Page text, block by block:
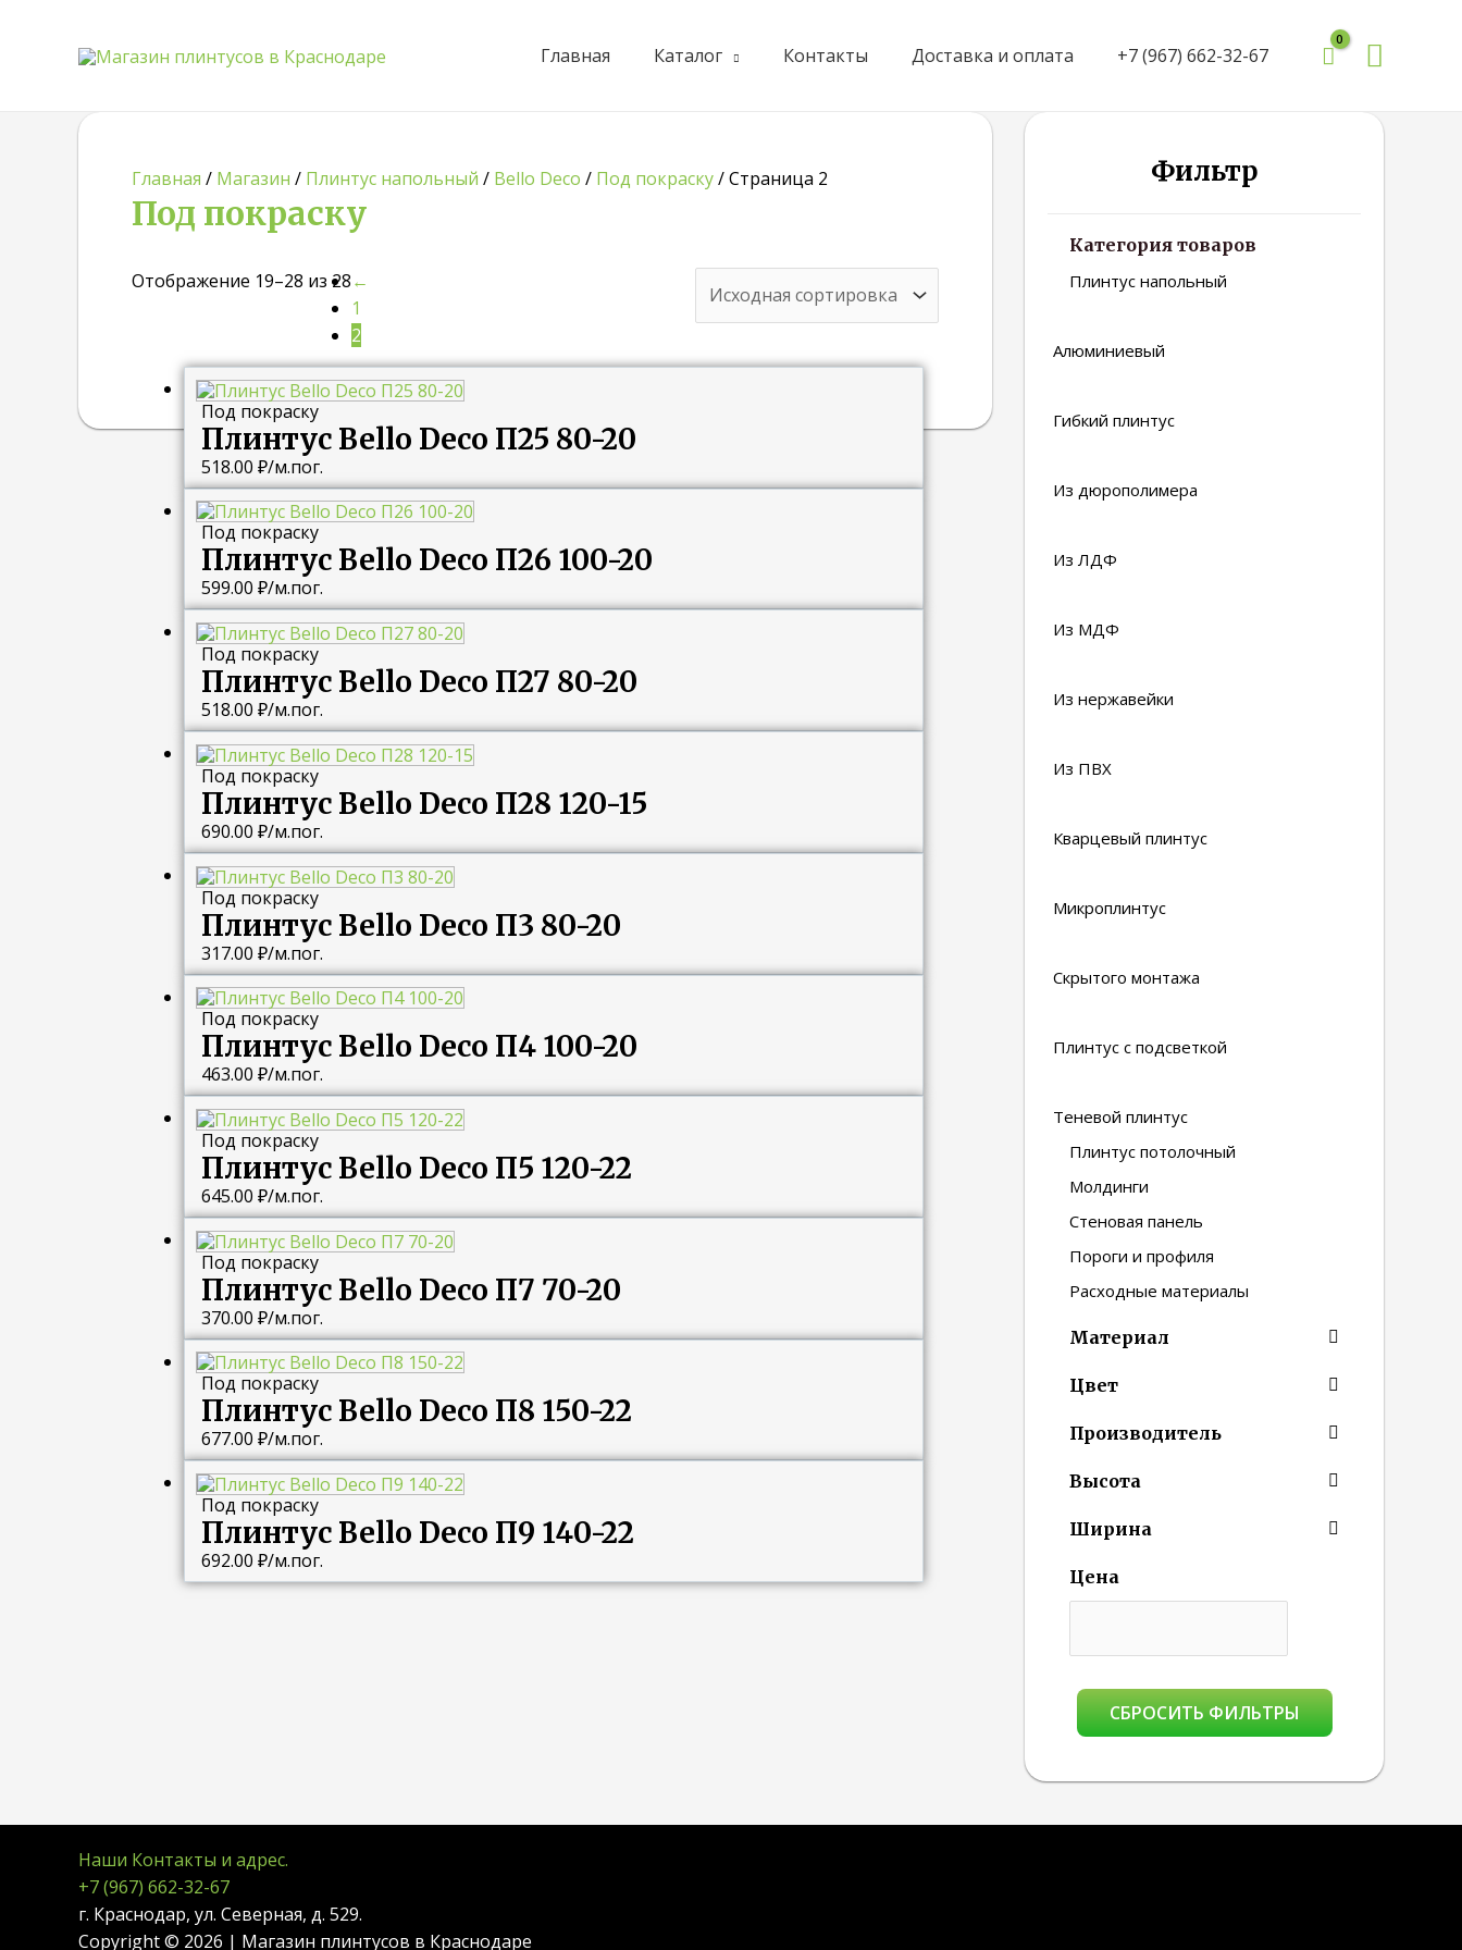
Главная Каталог Контакты Доставка и оплата +7 (967) 662-32-67 Поиск
Главная / Магазин / Плинтус напольный / Bello Deco / Под покраску/ Страница 2
Под покраску
Отображение 19–28 из 28
Под покраску
Плинтус Bello Deco П25 80-20
518.00 ₽/м.пог.
Под покраску
Плинтус Bello Deco П26 100-20
599.00 ₽/м.пог.
Под покраску
Плинтус Bello Deco П27 80-20
518.00 ₽/м.пог.
Под покраску
Плинтус Bello Deco П28 120-15
690.00 ₽/м.пог.
Под покраску
Плинтус Bello Deco П3 80-20
317.00 ₽/м.пог.
Под покраску
Плинтус Bello Deco П4 100-20
463.00 ₽/м.пог.
Под покраску
Плинтус Bello Deco П5 120-22
645.00 ₽/м.пог.
Под покраску
Плинтус Bello Deco П7 70-20
370.00 ₽/м.пог.
Под покраску
Плинтус Bello Deco П8 150-22
677.00 ₽/м.пог.
Под покраску
Плинтус Bello Deco П9 140-22
692.00 ₽/м.пог.
←
1
2
Фильтр
Категория товаров
Плинтус напольный
Алюминиевый
Гибкий плинтус
Из дюрополимера
Из ЛДФ
Из МДФ
Из нержавейки
Из ПВХ
Кварцевый плинтус
Микроплинтус
Скрытого монтажа
Плинтус с подсветкой
Теневой плинтус
Плинтус потолочный
Молдинги
Стеновая панель
Пороги и профиля
Расходные материалы
Материал
Цвет
Производитель
Высота
Ширина
Цена
СБРОСИТЬ ФИЛЬТРЫ
Наши Контакты и адрес.
+7 (967) 662-32-67
г. Краснодар, ул. Северная, д. 529.
Copyright © 2026 | Магазин плинтусов в Краснодаре